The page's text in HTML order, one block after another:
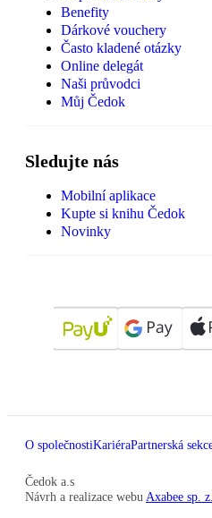
Benefity
Dárkové vouchery
Často kladené otázky
Online delegát
Naši průvodci
Můj Čedok
Sledujte nás
Mobilní aplikace
Kupte si knihu Čedok
Novinky
O společnostiKariéraPartnerská
Čedok a.s
Návrh a realizace webu Axabee sp.